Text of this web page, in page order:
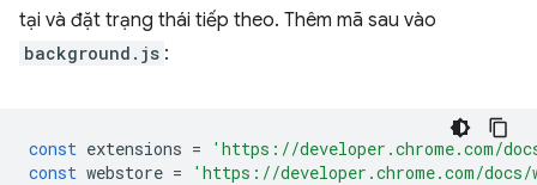
tại và đặt trạng thái tiếp theo. Thêm mã sau vào
background.js :
const extensions =
'https://developer.chrome.com/
const webstore = 'https://developer.chrome.com/docs/